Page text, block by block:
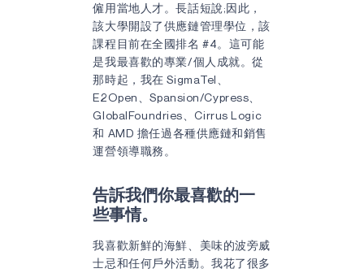
僱用當地人才。長話短說;因此，
該大學開設了供應鏈管理學位，該
課程目前在全國排名 #4。這可能
是我最喜歡的專業/個人成就。從
那時起，我在 SigmaTel、
E2Open、Spansion/Cypress、
GlobalFoundries、Cirrus Logic
和 AMD 擔任過各種供應鏈和銷售
運營領導職務。
告訴我們你最喜歡的一
些事情。
我喜歡新鮮的海鮮、美味的波旁威
士忌和任何戶外活動。我花了很多